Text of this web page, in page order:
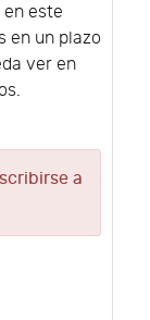
este
en un plazo
ver en
a